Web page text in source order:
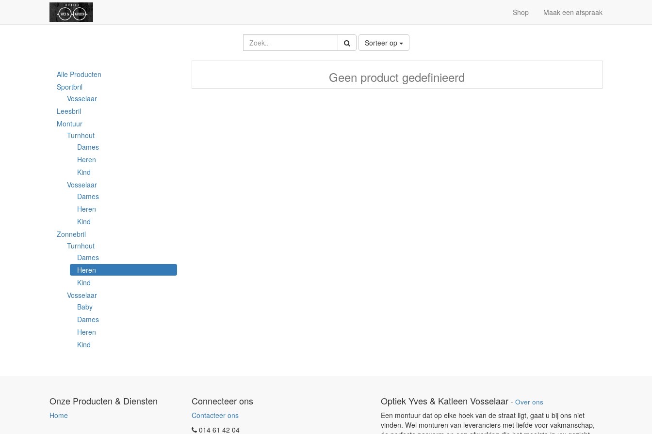
Shop Maak een afspraak
Sorteer op
Alle Producten
Sportbril
Vosselaar
Leesbril
Montuur
Turnhout
Dames
Heren
Kind
Vosselaar
Dames
Heren
Kind
Zonnebril
Turnhout
Dames
Heren
Kind
Vosselaar
Baby
Dames
Heren
Kind
Geen product gedefinieerd
Onze Producten & Diensten
Home
Connecteer ons
Contacteer ons
014 61 42 04
Optiek Yves & Katleen Vosselaar - Over ons
Een montuur dat op elke hoek van de straat ligt, gaat u bij ons niet
vinden. Wel monturen van leveranciers met liefde voor vakmanschap,